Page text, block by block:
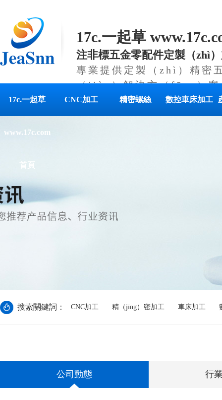
17c.一起草
注非標五金零配件定製（zhì
專業提供定製（zhì）精密
（jiàn）解決方（fāng）案
17c.一起草
www.17c.com
首頁
CNC加工 精密螺絲 數控車床加工
搜索關鍵詞： CNC加工 精（jīng）密加工 車床加工
公司動態 行